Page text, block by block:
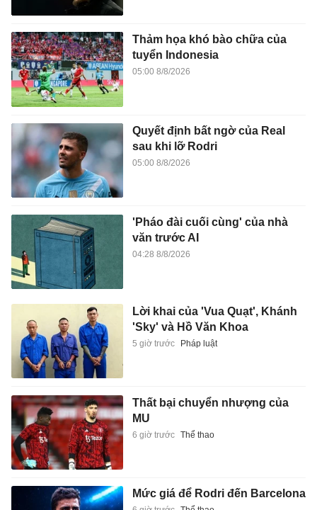
Thảm họa khó bào chữa của
tuyển Indonesia
05:00 8/8/2026
Quyết định bất ngờ của Real
sau khi lỡ Rodri
05:00 8/8/2026
'Pháo đài cuối cùng' của nhà
văn trước AI
04:28 8/8/2026
Lời khai của 'Vua Quạt', Khánh
'Sky' và Hồ Văn Khoa
5 giờ trước Pháp luật
Thất bại chuyển nhượng của
MU
6 giờ trước Thể thao
Mức giá để Rodri đến Barcelona